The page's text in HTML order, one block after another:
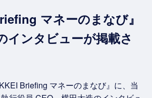
マネーのまなび』
インタビューが掲載さ
Briefing マネーのまなび』に、当